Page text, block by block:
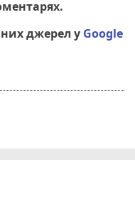
джерел у Google